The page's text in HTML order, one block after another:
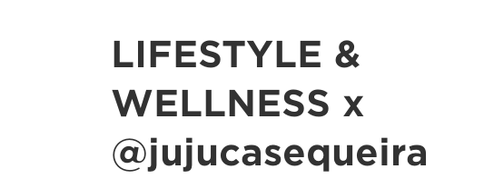
LIFESTYLE &
WELLNESS x
@jujucasequeira